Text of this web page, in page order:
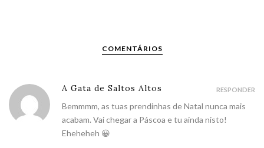
COMENTÁRIOS
A Gata de Saltos Altos
Bemmmm, as tuas prendinhas de Natal nunca mais
acabam. Vai chegar a Páscoa e tu ainda nisto!
Eheheheh 😀
RESPONDER